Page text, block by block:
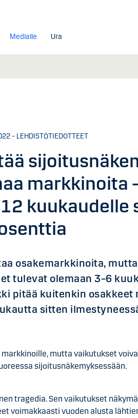
Medialle Ura
– LEHDISTÖTIEDOTTEET
markkinoita
kuukaudelle
osakemarkkinoita,
tulevat olemaan 3–6
pitää kuitenkin osakkeet
sitten
mutta vaikutukset
sijoitusnäkemyksessään.
tragedia. Sen vaikutukset
voimakkaasti vuoden alusta